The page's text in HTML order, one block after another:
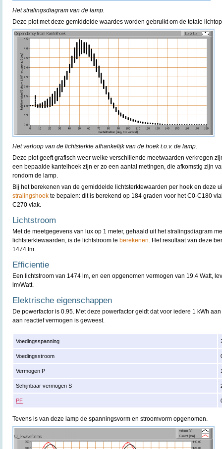
Het stralingsdiagram van de lamp.
Deze plot met deze gemiddelde waardes worden gebruikt om de totale
Het verloop van de lichtsterkte afhankelijk van de hoek t.o.v. de lamp.
Deze plot geeft grafisch weer welke verschillende meetwaarden verkregen
een bepaalde kantelhoek zijn er zo een aantal metingen, die afkomstig zijn
rondom de lamp.
Bij het berekenen van de gemiddelde lichtsterktewaarden per hoek en deze
stralingshoek te bepalen: dit is berekend op 184 graden voor het C0-C180
C270 vlak.
Lichtstroom
Met de meetgegevens van lux op 1 meter, gehaald uit het stralingsdiagram
lichtsterktewaarden, is de lichtstroom te berekenen. Het resultaat van deze
1474 lm.
Efficientie
Een lichtstroom van 1474 lm, en een opgenomen vermogen van 19.4 Watt,
lm/Watt.
Elektrische eigenschappen
De powerfactor is 0.95. Met deze powerfactor geldt dat voor iedere 1 kWh
aan reactief vermogen is geweest.
Voedingsspanning
Voedingsstroom
Vermogen P
Schijnbaar vermogen S
PF
Tevens is van deze lamp de spanningsvorm en stroomvorm opgenomen.